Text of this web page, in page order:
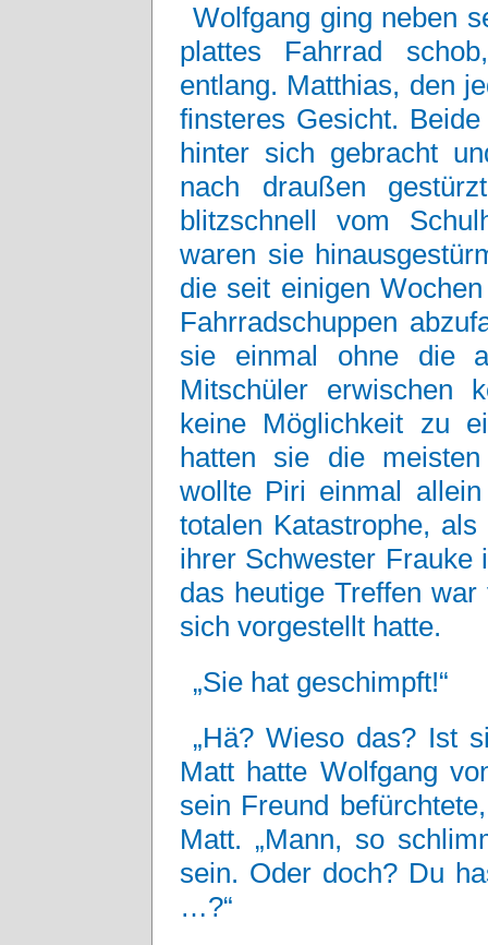
Wolfgang ging neben
plattes Fahrrad
entlang. Matthias, den
finsteres Gesicht.
hinter sich gebracht
nach draußen
blitzschnell vom
waren sie
die seit einigen
Fahrradschuppen
sie einmal ohne die
Mitschüler erwischen
keine Möglichkeit zu
hatten sie die
wollte Piri einmal
totalen Katastrophe,
ihrer Schwester Frauke
das heutige Treffen
sich vorgestellt hatte.
„Sie hat geschimpft!“
„Hä? Wieso das? Ist
Matt hatte Wolfgang
sein Freund
Matt. „Mann, so
sein. Oder doch? Du
…?“